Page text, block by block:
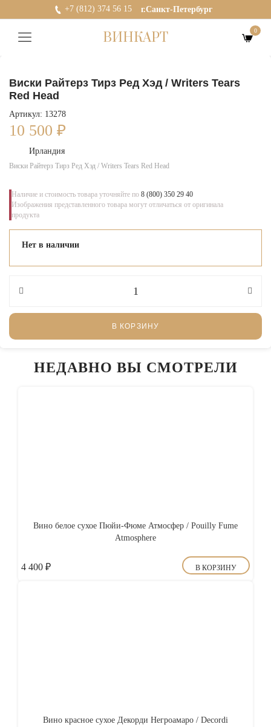
+7 (812) 374 56 15 г.Санкт-Петербург
ВИНКАРТ 0
Виски Райтерз Тирз Ред Хэд / Writers Tears
Red Head
Артикул: 13278
10 500 ₽
Ирландия
Виски Райтерз Тирз Ред Хэд / Writers Tears Red Head
Наличие и стоимость товара уточняйте по 8 (800) 350 29 40
Изображения представленного товара могут отличаться от оригинала
продукта
Нет в наличии
В КОРЗИНУ
НЕДАВНО ВЫ СМОТРЕЛИ
Вино белое сухое Пюйи-Фюме Атмосфер / Pouilly Fume
Atmosphere
4 400 ₽ В КОРЗИНУ
Вино красное сухое Декорди Негроамаро / Decordi